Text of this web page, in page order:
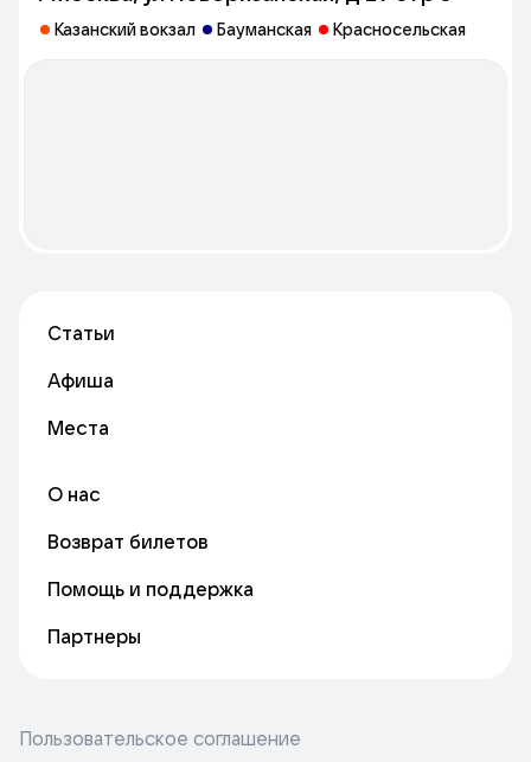
Казанский вокзал Бауманская Красносельская
Статьи
Афиша
Места
О нас
Возврат билетов
Помощь и поддержка
Партнеры
Пользовательское соглашение